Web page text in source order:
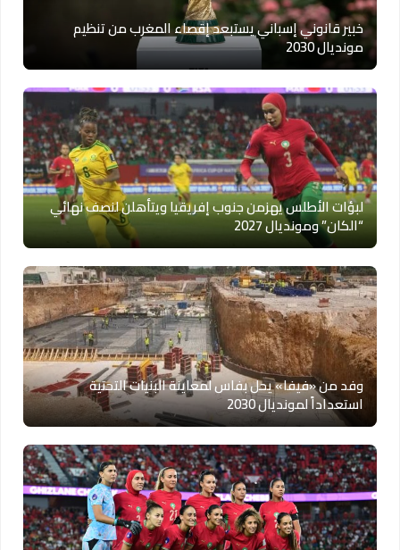
خبير قانوني إسباني يستبعد إقصاء المغرب من تنظيم
مونديال 2030
لبؤات الأطلس يهزمن جنوب إفريقيا ويتأهلن لنصف نهائي
“الكان” ومونديال 2027
وفد من «فيفا» يحل بفاس لمعاينة البنيات التحتية
استعداداً لمونديال 2030